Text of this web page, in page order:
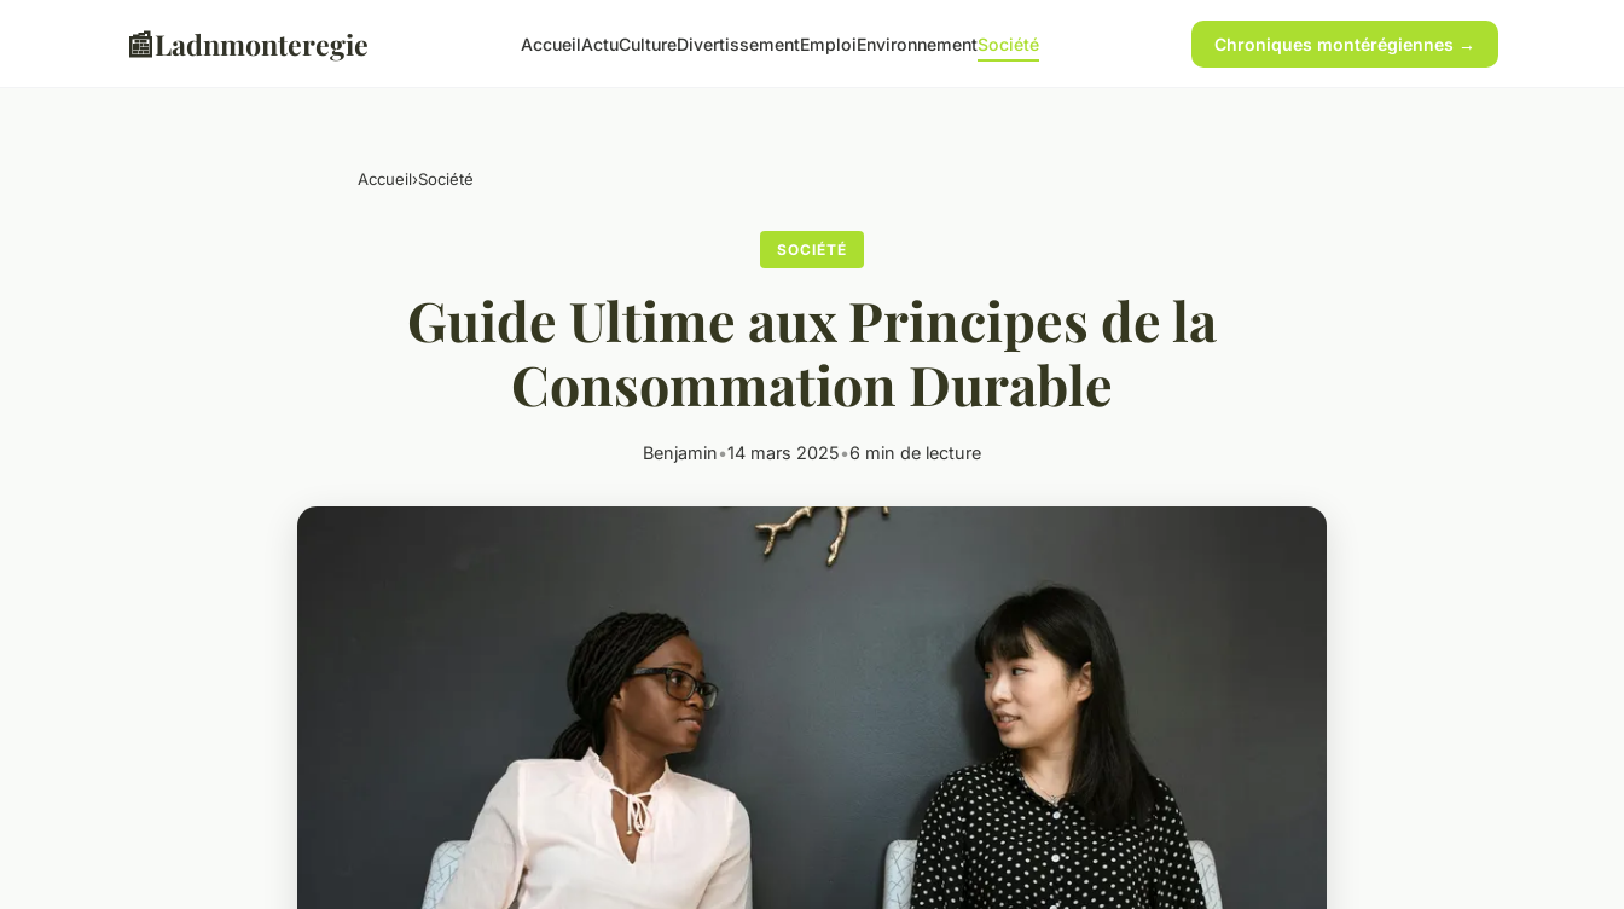
📰Ladnmonteregie AccueilActuCultureDivertissementEmploiEnvironnementSociété Chroniques montérégiennes →
Accueil›Société
SOCIÉTÉ
Guide Ultime aux Principes de la
Consommation Durable
Benjamin•14 mars 2025•6 min de lecture